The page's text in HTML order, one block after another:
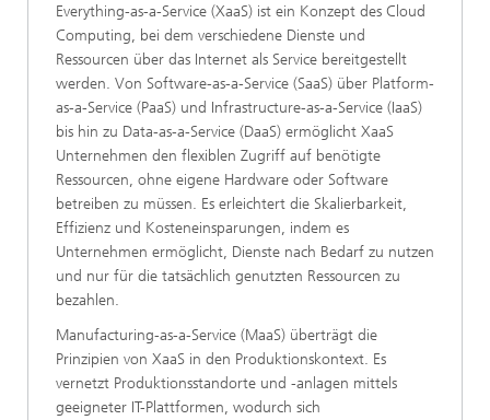
Everything-as-a-Service (XaaS) ist ein Konzept des Cloud
Computing, bei dem verschiedene Dienste und
Ressourcen über das Internet als Service bereitgestellt
werden. Von Software-as-a-Service (SaaS) über Platform-
as-a-Service (PaaS) und Infrastructure-as-a-Service (IaaS)
bis hin zu Data-as-a-Service (DaaS) ermöglicht XaaS
Unternehmen den flexiblen Zugriff auf benötigte
Ressourcen, ohne eigene Hardware oder Software
betreiben zu müssen. Es erleichtert die Skalierbarkeit,
Effizienz und Kosteneinsparungen, indem es
Unternehmen ermöglicht, Dienste nach Bedarf zu nutzen
und nur für die tatsächlich genutzten Ressourcen zu
bezahlen.
Manufacturing-as-a-Service (MaaS) überträgt die
Prinzipien von XaaS in den Produktionskontext. Es
vernetzt Produktionsstandorte und -anlagen mittels
geeigneter IT-Plattformen, wodurch sich